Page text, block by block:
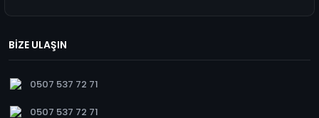
BİZE ULAŞIN
0507 537 72 71
0507 537 72 71